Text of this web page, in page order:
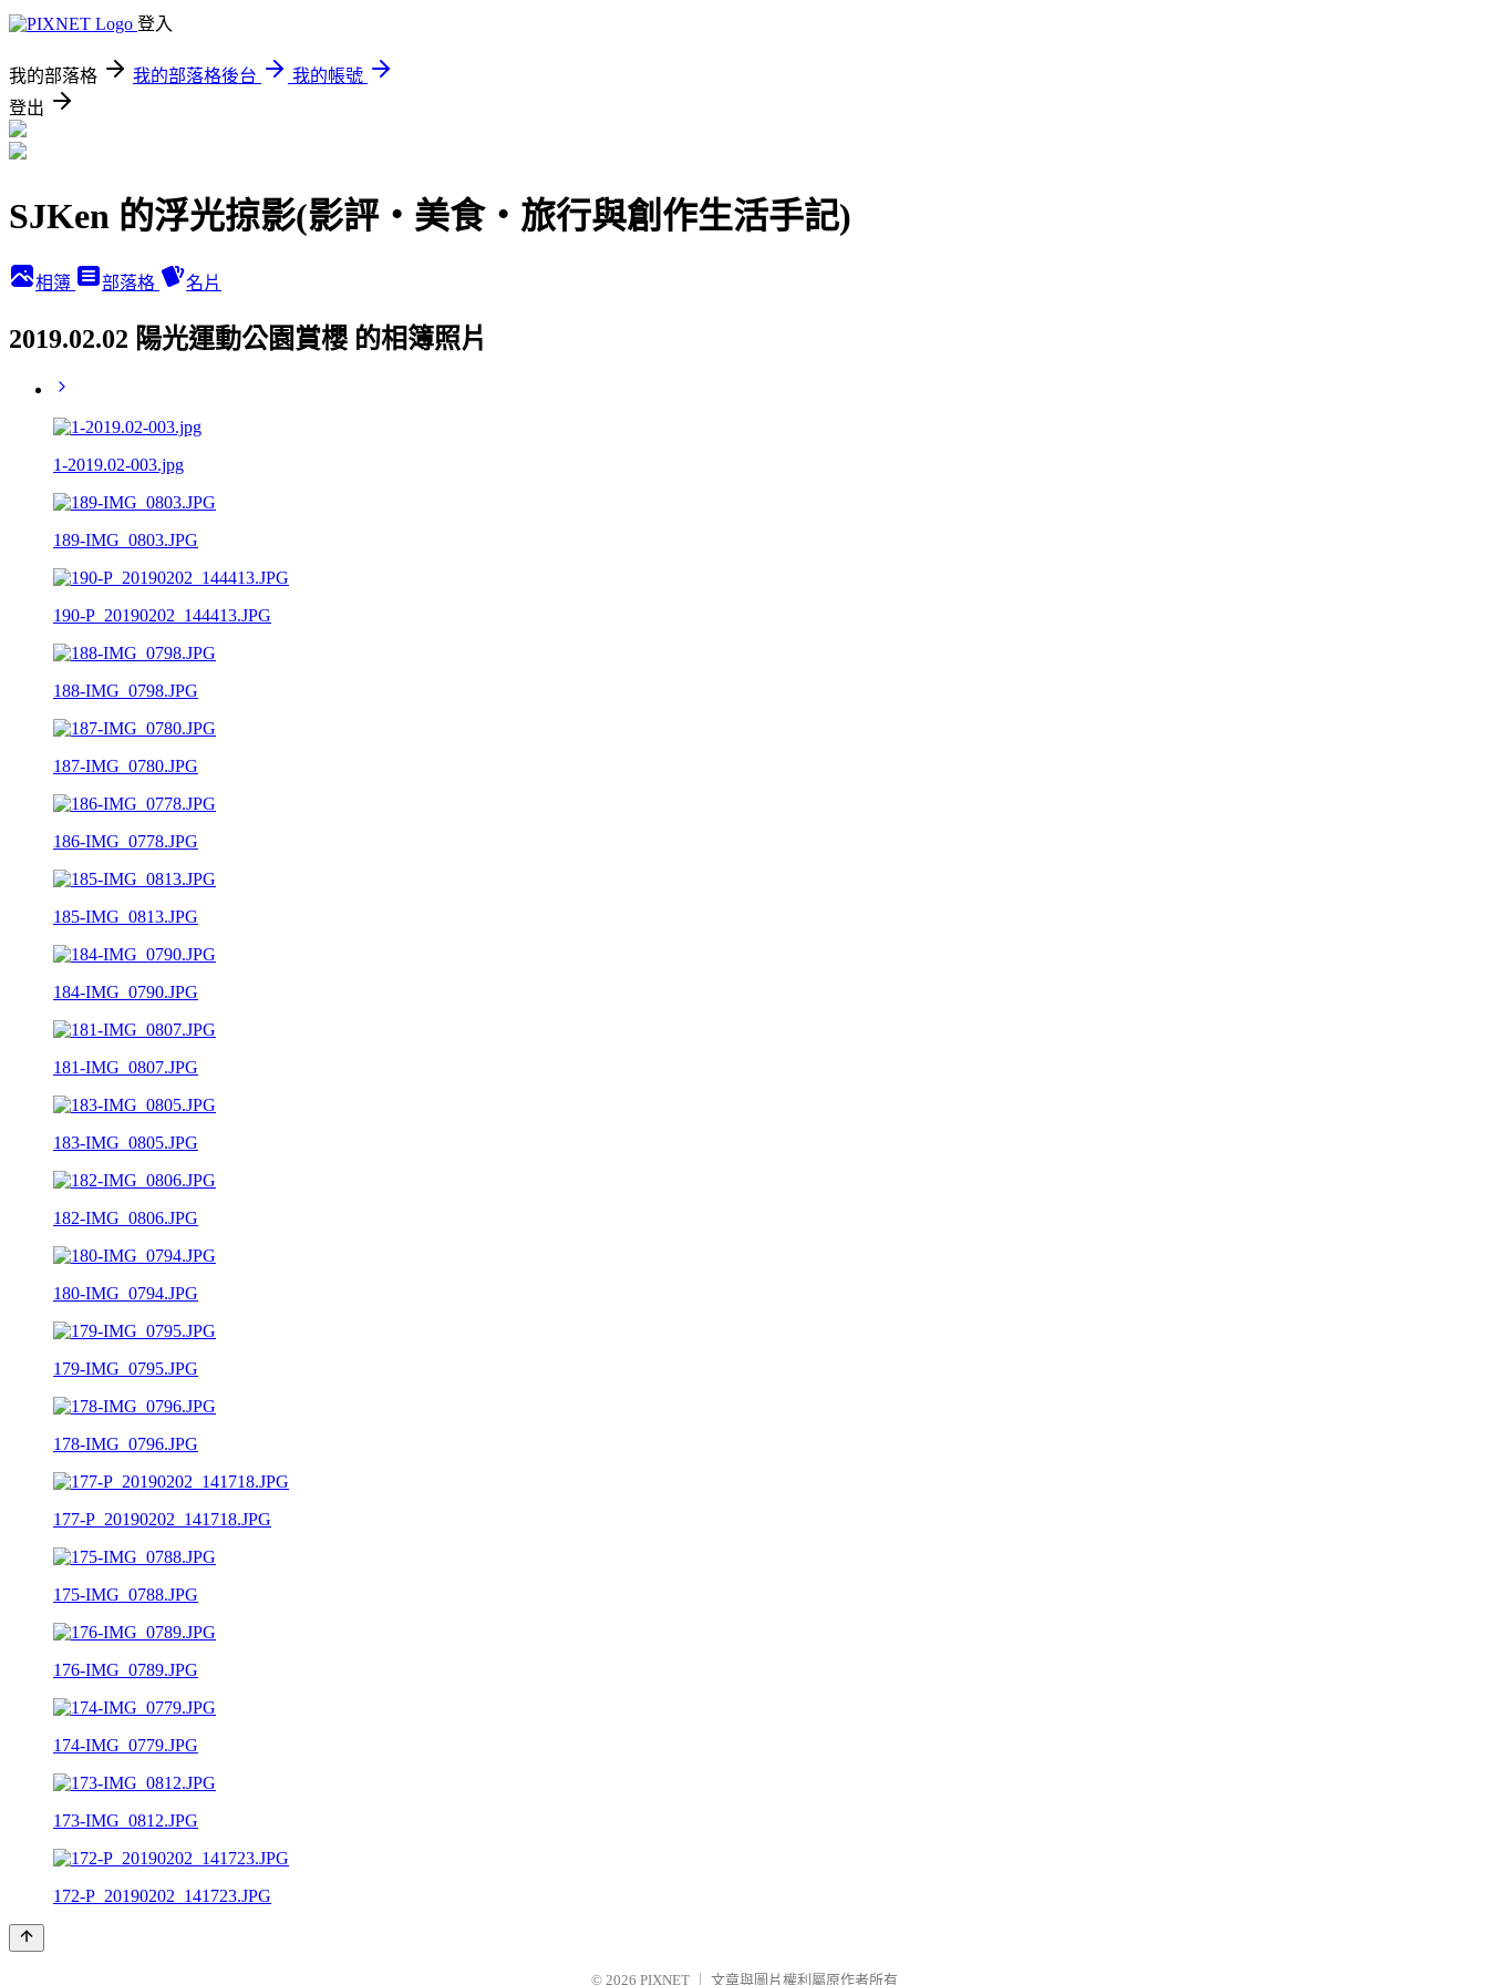
登入
我的部落格 我的部落格後台
我的帳號
登出
SJKen 的浮光掠影(影評‧美食‧旅行與創作生活手記)
相簿 部落格 名片
2019.02.02 陽光運動公園賞櫻 的相簿照片
1-2019.02-003.jpg
189-IMG_0803.JPG
190-P_20190202_144413.JPG
188-IMG_0798.JPG
187-IMG_0780.JPG
186-IMG_0778.JPG
185-IMG_0813.JPG
184-IMG_0790.JPG
181-IMG_0807.JPG
183-IMG_0805.JPG
182-IMG_0806.JPG
180-IMG_0794.JPG
179-IMG_0795.JPG
178-IMG_0796.JPG
177-P_20190202_141718.JPG
175-IMG_0788.JPG
176-IMG_0789.JPG
174-IMG_0779.JPG
173-IMG_0812.JPG
172-P_20190202_141723.JPG
© 2026 PIXNET 文章與圖片權利屬原作者所有